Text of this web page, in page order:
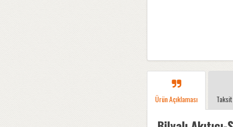
Ürün Açıklaması